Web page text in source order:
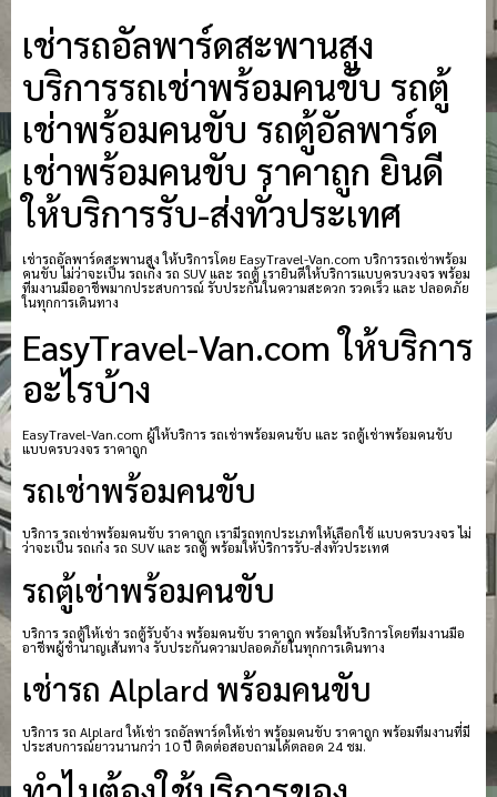
เช่ารถอัลพาร์ดสะพานสูง
บริการรถเช่าพร้อมคนขับ รถตู้
เช่าพร้อมคนขับ รถตู้อัลพาร์ด
เช่าพร้อมคนขับ ราคาถูก ยินดี
ให้บริการรับ-ส่งทั่วประเทศ
เช่ารถอัลพาร์ดสะพานสูง ให้บริการโดย EasyTravel-Van.com บริการรถเช่าพร้อม
คนขับ ไม่ว่าจะเป็น รถเก๋ง รถ SUV และ รถตู้ เรายินดีให้บริการแบบครบวงจร พร้อม
ทีมงานมืออาชีพมากประสบการณ์ รับประกันในความสะดวก รวดเร็ว และ ปลอดภัย
ในทุกการเดินทาง
EasyTravel-Van.com ให้บริการ
อะไรบ้าง
EasyTravel-Van.com ผู้ให้บริการ รถเช่าพร้อมคนขับ และ รถตู้เช่าพร้อมคนขับ
แบบครบวงจร ราคาถูก
รถเช่าพร้อมคนขับ
บริการ รถเช่าพร้อมคนขับ ราคาถูก เรามีรถทุกประเภทให้เลือกใช้ แบบครบวงจร ไม่
ว่าจะเป็น รถเก๋ง รถ SUV และ รถตู้ พร้อมให้บริการรับ-ส่งทั่วประเทศ
รถตู้เช่าพร้อมคนขับ
บริการ รถตู้ให้เช่า รถตู้รับจ้าง พร้อมคนขับ ราคาถูก พร้อมให้บริการโดยทีมงานมือ
อาชีพผู้ชำนาญเส้นทาง รับประกันความปลอดภัยในทุกการเดินทาง
เช่ารถ Alplard พร้อมคนขับ
บริการ รถ Alplard ให้เช่า รถอัลพาร์ดให้เช่า พร้อมคนขับ ราคาถูก พร้อมทีมงานที่มี
ประสบการณ์ยาวนานกว่า 10 ปี ติดต่อสอบถามได้ตลอด 24 ชม.